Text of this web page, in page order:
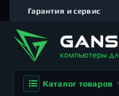
Гарантия и сервис
Каталог товаров